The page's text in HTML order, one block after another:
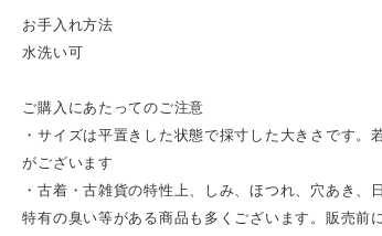
お手入れ方法
水洗い可
ご購入にあたってのご注意
・サイズは平置きした状態で採寸した大きさです。
がございます
・古着・古雑貨の特性上、しみ、ほつれ、穴あき、
特有の臭い等がある商品も多くございます。販売前